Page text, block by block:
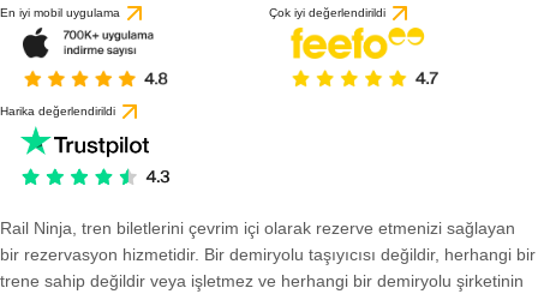
En iyi mobil uygulama Çok iyi değerlendirildi
Harika değerlendirildi
Rail Ninja, tren biletlerini çevrim içi olarak rezerve etmenizi sağlayan
bir rezervasyon hizmetidir. Bir demiryolu taşıyıcısı değildir, herhangi bir
trene sahip değildir veya işletmez ve herhangi bir demiryolu şirketinin
1 değerlendirmeye